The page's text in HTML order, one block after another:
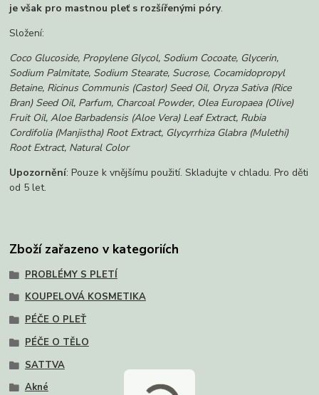
je však pro mastnou pleť s rozšířenými póry.
Složení:
Coco Glucoside, Propylene Glycol, Sodium Cocoate, Glycerin,
Sodium Palmitate, Sodium Stearate, Sucrose, Cocamidopropyl
Betaine, Ricinus Communis (Castor) Seed Oil, Oryza Sativa (Rice
Bran) Seed Oil, Parfum, Charcoal Powder, Olea Europaea (Olive)
Fruit Oil, Aloe Barbadensis (Aloe Vera) Leaf Extract, Rubia
Cordifolia (Manjistha) Root Extract, Glycyrrhiza Glabra (Mulethi)
Root Extract, Natural Color
Upozornění: Pouze k vnějšímu použití. Skladujte v chladu. Pro děti
od 5 let.
Zboží zařazeno v kategoriích
PROBLÉMY S PLETÍ
KOUPELOVÁ KOSMETIKA
PÉČE O PLEŤ
PÉČE O TĚLO
SATTVA
Akné